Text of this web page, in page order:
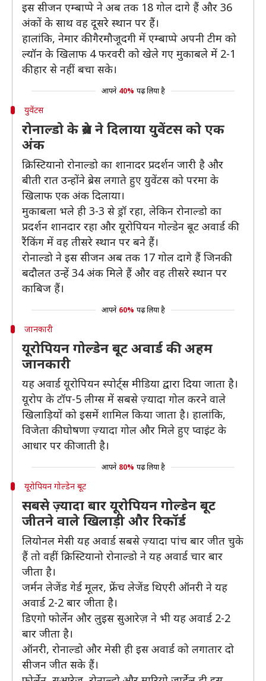
इस सीजन एम्बाप्पे ने अब तक 18 गोल दागे हैं और 36
अंकों के साथ वह दूसरे स्थान पर हैं।
हालांकि, नेमार की गैरमौजूदगी में एम्बाप्पे अपनी टीम को
ल्यॉन के खिलाफ 4 फरवरी को खेले गए मुकाबले में 2-1
की हार से नहीं बचा सके।
आपने 40% पढ़ लिया है
युवेंटस
रोनाल्डो के ब्रेस ने दिलाया युवेंटस को एक
अंक
क्रिस्टियानो रोनाल्डो का शानादर प्रदर्शन जारी है और
बीती रात उन्होंने ब्रेस लगाते हुए युवेंटस को परमा के
खिलाफ एक अंक दिलाया।
मुकाबला भले ही 3-3 से ड्रॉ रहा, लेकिन रोनाल्डो का
प्रदर्शन शानदार रहा और यूरोपियन गोल्डेन बूट अवार्ड की
रैंकिंग में वह तीसरे स्थान पर बने हैं।
रोनाल्डो ने इस सीजन अब तक 17 गोल दागे हैं जिनकी
बदौलत उन्हें 34 अंक मिले हैं और वह तीसरे स्थान पर
काबिज हैं।
आपने 60% पढ़ लिया है
जानकारी
यूरोपियन गोल्डेन बूट अवार्ड की अहम
जानकारी
यह अवार्ड यूरोपियन स्पोर्ट्स मीडिया द्वारा दिया जाता है।
यूरोप के टॉप-5 लीग्स में सबसे ज़्यादा गोल करने वाले
खिलाड़ियों को इसमें शामिल किया जाता है। हालांकि,
विजेता की घोषणा ज़्यादा गोल और मिले हुए प्वाइंट के
आधार पर की जाती है।
आपने 80% पढ़ लिया है
यूरोपियन गोल्डेन बूट
सबसे ज़्यादा बार यूरोपियन गोल्डेन बूट
जीतने वाले खिलाड़ी और रिकॉर्ड
लियोनल मेसी यह अवार्ड सबसे ज़्यादा पांच बार जीत चुके
हैं तो वहीं क्रिस्टियानो रोनाल्डो ने यह अवार्ड चार बार
जीता है।
जर्मन लेजेंड गेर्ड मूलर, फ्रेंच लेजेंड थिएरी ऑनरी ने यह
अवार्ड 2-2 बार जीता है।
डिएगो फोर्लेन और लुइस सुआरेज़ ने भी यह अवार्ड 2-2
बार जीता है।
ऑनरी, रोनाल्डो और मेसी ही इस अवार्ड को लगातार दो
सीजन जीत सके हैं।